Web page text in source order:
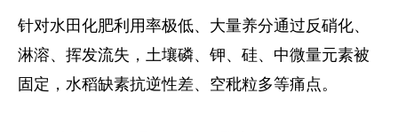
针对水田化肥利用率极低、大量养分通过反硝化、
淋溶、挥发流失，土壤磷、钾、硅、中微量元素被
固定，水稻缺素抗逆性差、空秕粒多等痛点。